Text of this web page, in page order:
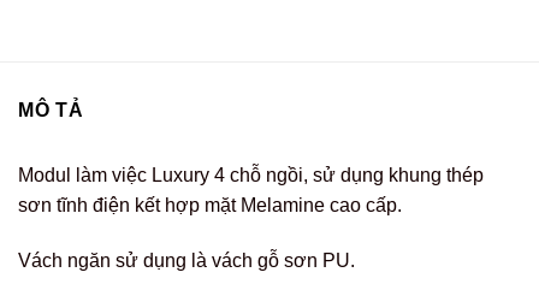
MÔ TẢ
Modul làm việc Luxury 4 chỗ ngồi, sử dụng khung thép
sơn tĩnh điện kết hợp mặt Melamine cao cấp.
Vách ngăn sử dụng là vách gỗ sơn PU.